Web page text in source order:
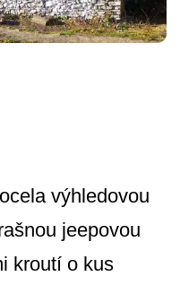
výhledovou
jeepovou
kroutí o kus